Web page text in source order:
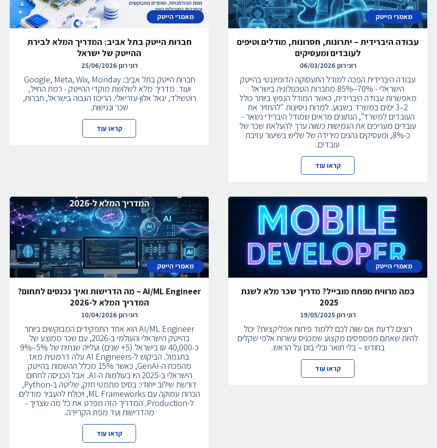
מאמרי הייטק
עבודה היברידית – יתרונות, חסרונות, מודלים וטיפים
לעובדים ומעסיקים
רוני רונן 06/03/2026
עבודה היברידית הפכה למודל התעסוקה הדומיננטי בהייטק
הישראלי - 70%–85% מחברות הטכנולוגיה בישראל
מאפשרות עבודה היברידית, כאשר המודל הנפוץ ביותר כולל
2–3 ימים במשרד בשבוע. למרות ניסיונות "להחזיר את
העובדים למשרד", הנתונים מראים שמודל היברידי נשאר -
עובדים מעריכים את הגמישות כשווה ערך להעלאת שכר של
כ-8%, ומעסיקים נהנים מירידה של שליש בשיעור עזיבת
עובדים.
קראו עוד
מאמרי הייטק
חברות הייטק בתל אביב: המדריך המלא לבירת
ההייטק של ישראל
רוני רונן 25/06/2026
חברות הייטק בתל אביב: Google, Meta, Wix, Monday
ועוד. מדריך מלא לשלושת מוקדי ההייטק - רמת החייל,
רוטשילד, יגאל אלון-עזריאלי. הריכוז הגבוה בישראל, חברות,
שכר ונגישות.
קראו עוד
מאמרי הייטק
כמה מרוויח מפתח מובייל? מדריך שכר מלא לשנת
2025
רוני רונן 19/05/2025
רוצים לדעת אם שווה לכם ללמוד פיתוח אפליקציות? יכול
להיות שאתם מפספסים מקצוע שמכניס עשרות אלפי שקלים
בחודש – בלי תואר ובלי בוס על הראש.
קראו עוד
מאמרי הייטק
AI/ML Engineer – מה הדרישות ואיך נכנסים לתחום?
המדריך המלא ל-2026
רוני רונן 10/04/2026
AI/ML Engineer הוא אחד התפקידים המבוקשים ביותר
בהייטק הישראלי והעולמי ב-2026, עם שכר ממוצע של
כ-40,000 ₪ בישראל (5+ שנים) ועלייה שנתית של 5%–9%
בתגמול. הביקוש ל-AI Engineers עלה דרמטית מאז
מהפכת ה-GenAI, כאשר 15% מכלל ההשמות בהייטק
הישראלי ב-2025 היו בעולמות ה-AI. אבל הכניסה לתחום
דורשת שילוב ייחודי: בסיס מתמטי חזק, שליטה ב-Python,
הכרות עמוקה עם ML Frameworks, ויכולת להעביר מודלים
ל-Production. המדריך הזה מפרט את כל מה שצריך -
מהדרישות ועד מפת הקריירה.
קראו עוד